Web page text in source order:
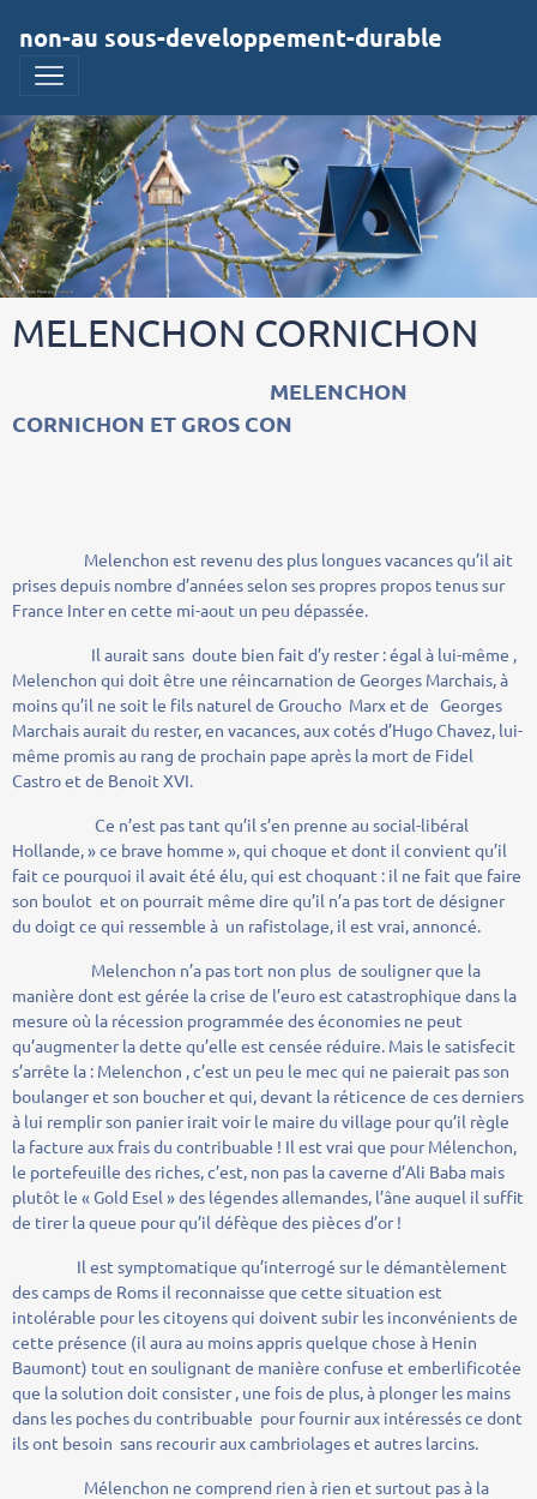
non-au sous-developpement-durable
MELENCHON CORNICHON
MELENCHON
CORNICHON ET GROS CON
Melenchon est revenu des plus longues vacances qu’il ait
prises depuis nombre d’années selon ses propres propos tenus sur
France Inter en cette mi-aout un peu dépassée.
Il aurait sans doute bien fait d’y rester : égal à lui-même ,
Melenchon qui doit être une réincarnation de Georges Marchais, à
moins qu’il ne soit le fils naturel de Groucho Marx et de Georges
Marchais aurait du rester, en vacances, aux cotés d’Hugo Chavez, lui-
même promis au rang de prochain pape après la mort de Fidel
Castro et de Benoit XVI.
Ce n’est pas tant qu’il s’en prenne au social-libéral
Hollande, » ce brave homme », qui choque et dont il convient qu’il
fait ce pourquoi il avait été élu, qui est choquant : il ne fait que faire
son boulot et on pourrait même dire qu’il n’a pas tort de désigner
du doigt ce qui ressemble à un rafistolage, il est vrai, annoncé.
Melenchon n’a pas tort non plus de souligner que la
manière dont est gérée la crise de l’euro est catastrophique dans la
mesure où la récession programmée des économies ne peut
qu’augmenter la dette qu’elle est censée réduire. Mais le satisfecit
s’arrête la : Melenchon , c’est un peu le mec qui ne paierait pas son
boulanger et son boucher et qui, devant la réticence de ces derniers
à lui remplir son panier irait voir le maire du village pour qu’il règle
la facture aux frais du contribuable ! Il est vrai que pour Mélenchon,
le portefeuille des riches, c’est, non pas la caverne d’Ali Baba mais
plutôt le « Gold Esel » des légendes allemandes, l’âne auquel il suffit
de tirer la queue pour qu’il défèque des pièces d’or !
Il est symptomatique qu’interrogé sur le démantèlement
des camps de Roms il reconnaisse que cette situation est
intolérable pour les citoyens qui doivent subir les inconvénients de
cette présence (il aura au moins appris quelque chose à Henin
Baumont) tout en soulignant de manière confuse et emberlificotée
que la solution doit consister , une fois de plus, à plonger les mains
dans les poches du contribuable pour fournir aux intéressés ce dont
ils ont besoin sans recourir aux cambriolages et autres larcins.
Mélenchon ne comprend rien à rien et surtout pas à la